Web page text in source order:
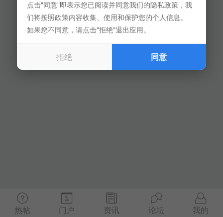
热帖 门户 资讯 论坛 我的
点击"同意"即表示您已阅读并同意我们的隐私政策，我
们将按照政策内容收集、使用和保护您的个人信息。
如果您不同意，请点击"拒绝"退出应用。
拒绝 同意